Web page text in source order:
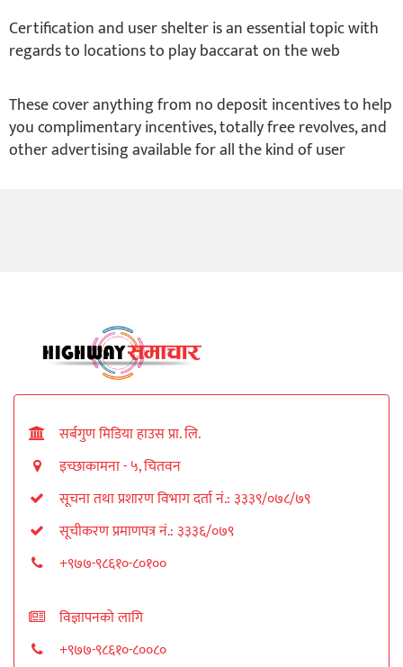
Certification and user shelter is an essential topic with
regards to locations to play baccarat on the web
These cover anything from no deposit incentives to help
you complimentary incentives, totally free revolves, and
other advertising available for all the kind of user
सर्बगुण मिडिया हाउस प्रा. लि.
इच्छाकामना - ५, चितवन
सूचना तथा प्रशारण विभाग दर्ता नं.: ३३३९/०७८/७९
सूचीकरण प्रमाणपत्र नं.: ३३३६/०७९
+९७७-९८६१०-८०१००
विज्ञापनको लागि
+९७७-९८६१०-८००८०